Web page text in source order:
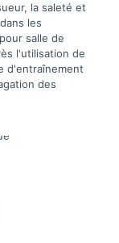
la saleté et
les
salle de
l'utilisation de
d'entraînement
des